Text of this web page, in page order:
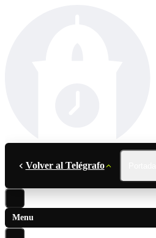
Volver al Telégrafo
Menu